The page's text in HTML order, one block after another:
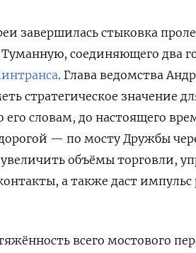
завершилась стыковка
соединяющего два
. Глава ведомства
стратегическое значение
словам, до настоящего
— по мосту Дружбы
объёмы торговли,
а также даст
всего мостового